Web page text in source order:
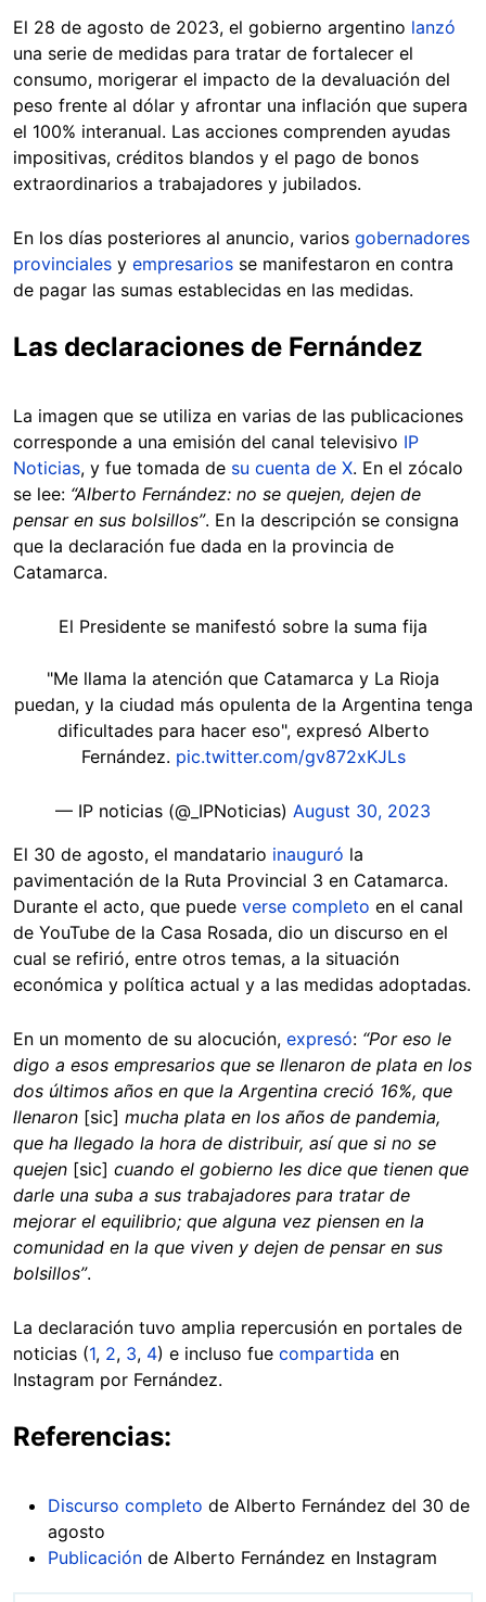
El 28 de agosto de 2023, el gobierno argentino lanzó
una serie de medidas para tratar de fortalecer el
consumo, morigerar el impacto de la devaluación del
peso frente al dólar y afrontar una inflación que supera
el 100% interanual. Las acciones comprenden ayudas
impositivas, créditos blandos y el pago de bonos
extraordinarios a trabajadores y jubilados.
En los días posteriores al anuncio, varios gobernadores
provinciales y empresarios se manifestaron en contra
de pagar las sumas establecidas en las medidas.
Las declaraciones de Fernández
La imagen que se utiliza en varias de las publicaciones
corresponde a una emisión del canal televisivo IP
Noticias, y fue tomada de su cuenta de X. En el zócalo
se lee: “Alberto Fernández: no se quejen, dejen de
pensar en sus bolsillos”. En la descripción se consigna
que la declaración fue dada en la provincia de
Catamarca.
El Presidente se manifestó sobre la suma fija
️"Me llama la atención que Catamarca y La Rioja
puedan, y la ciudad más opulenta de la Argentina tenga
dificultades para hacer eso", expresó Alberto
Fernández. pic.twitter.com/gv872xKJLs
— IP noticias (@_IPNoticias) August 30, 2023
El 30 de agosto, el mandatario inauguró la
pavimentación de la Ruta Provincial 3 en Catamarca.
Durante el acto, que puede verse completo en el canal
de YouTube de la Casa Rosada, dio un discurso en el
cual se refirió, entre otros temas, a la situación
económica y política actual y a las medidas adoptadas.
En un momento de su alocución, expresó: “Por eso le
digo a esos empresarios que se llenaron de plata en los
dos últimos años en que la Argentina creció 16%, que
llenaron [sic] mucha plata en los años de pandemia,
que ha llegado la hora de distribuir, así que si no se
quejen [sic] cuando el gobierno les dice que tienen que
darle una suba a sus trabajadores para tratar de
mejorar el equilibrio; que alguna vez piensen en la
comunidad en la que viven y dejen de pensar en sus
bolsillos”.
La declaración tuvo amplia repercusión en portales de
noticias (1, 2, 3, 4) e incluso fue compartida en
Instagram por Fernández.
Referencias:
Discurso completo de Alberto Fernández del 30 de
agosto
Publicación de Alberto Fernández en Instagram